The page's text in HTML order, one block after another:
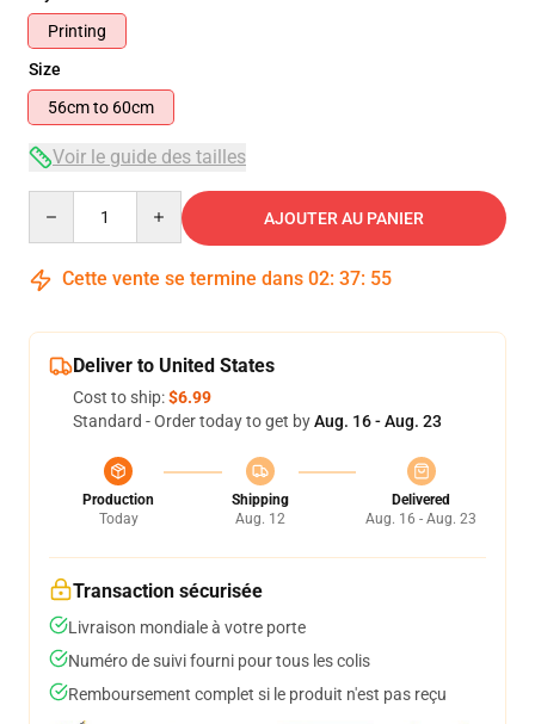
Printing
Size
56cm to 60cm
Voir le guide des tailles
AJOUTER AU PANIER
Cette vente se termine dans 02: 37: 54
Deliver to United States
Cost to ship:$6.99
Standard - Order today to get byAug. 16 - Aug. 23
Production
Today
Shipping
Aug. 12
Delivered
Aug. 16 - Aug. 23
Transaction sécurisée
Livraison mondiale à votre porte
Numéro de suivi fourni pour tous les colis
Remboursement complet si le produit n'est pas reçu